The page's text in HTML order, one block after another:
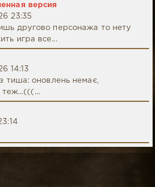
версия
23:35
другово персонажа то нету
игра все...
14:13
тиша: оновлень немає,
теж...(((...